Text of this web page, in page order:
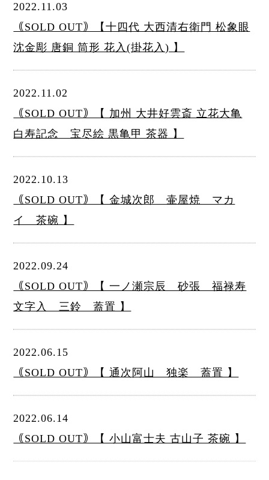
2022.11.03
｟SOLD OUT｠【十四代 大西清右衛門 松象眼
沈金彫 唐銅 筒形 花入(掛花入) 】
2022.11.02
｟SOLD OUT｠【 加州 大井好雲斎 立花大亀
白寿記念 宝尽絵 黒亀甲 茶器 】
2022.10.13
｟SOLD OUT｠【 金城次郎 壷屋焼 マカ
イ 茶碗 】
2022.09.24
｟SOLD OUT｠【 一ノ瀬宗辰 砂張 福禄寿
文字入 三鈴 蓋置 】
2022.06.15
｟SOLD OUT｠【 通次阿山 独楽 蓋置 】
2022.06.14
｟SOLD OUT｠【 小山富士夫 古山子 茶碗 】